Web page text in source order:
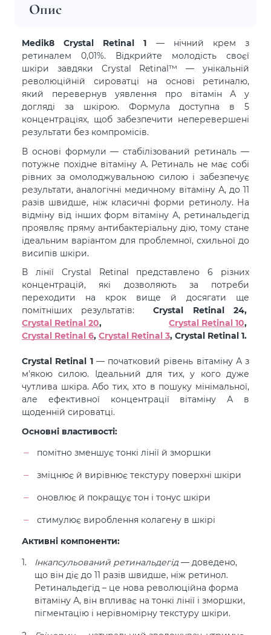
Опис
Medik8 Crystal Retinal 1 — нічний крем з
ретиналем 0,01%. Відкрийте молодість своєї
шкіри завдяки Crystal Retinal™ — унікальній
революційній сироватці на основі ретиналю,
який перевернув уявлення про вітамін А у
догляді за шкірою. Формула доступна в 5
концентраціях, щоб забезпечити неперевершені
результати без компромісів.
В основі формули — стабілізований ретиналь —
потужне похідне вітаміну А. Ретиналь не має собі
рівних за омолоджувальною силою і забезпечує
результати, аналогічні медичному вітаміну А, до 11
разів швидше, ніж класичні форми ретинолу. На
відміну від інших форм вітаміну А, ретинальдегід
проявляє пряму антибактеріальну дію, тому стане
ідеальним варіантом для проблемної, схильної до
висипів шкіри.
В лінії Crystal Retinal представлено 6 різних
концентрацій, які дозволяють за потреби
переходити на крок вище й досягати ще
помітніших результатів:Crystal Retinal 24,
Crystal Retinal 20, Crystal Retinal 10,
Crystal Retinal 6, Crystal Retinal 3, Crystal Retinal 1.
Crystal Retinal 1— початковий рівень вітаміну А з
м'якою силою. Ідеальний для тих, у кого дуже
чутлива шкіра. Або тих, хто в пошуку мінімальної,
але ефективної концентрації вітаміну А в
щоденній сироватці.
Основні властивості:
помітно зменшує тонкі лінії й зморшки
зміцнює й вирівнює текстуру поверхні шкіри
оновлює й покращує тон і тонус шкіри
стимулює вироблення колагену в шкірі
Активні компоненти:
Інкапсульований ретинальдегід — доведено,
що він діє до 11 разів швидше, ніж ретинол.
Ретинальдегід – це нова революційна форма
вітаміну А, він впливає на тонкі лінії і зморшки,
пігментацію і нерівномірну текстуру шкіри.